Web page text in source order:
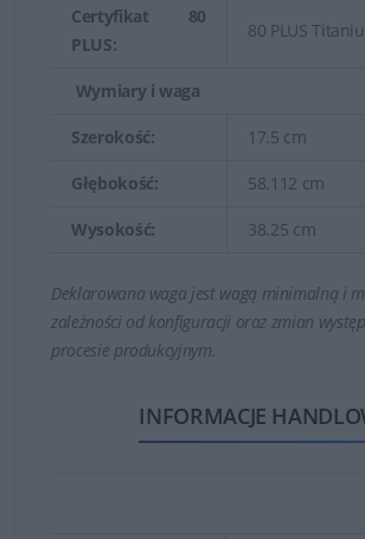
Certyfikat 80
PLUS:
80 PLUS
Wymiary i waga
Szerokość: 17.5 cm
Głębokość: 58.112 cm
Wysokość: 38.25 cm
Deklarowana waga jest wagą minimalną i
zależności od konfiguracji oraz zmian
procesie produkcyjnym.
INFORMACJE